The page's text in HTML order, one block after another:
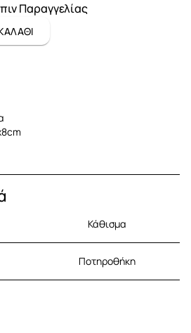
Παραγγελίας
Κάθισμα
Ποτηροθήκη